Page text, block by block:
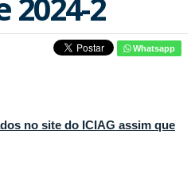
Whatsapp
no site do ICIAG assim que